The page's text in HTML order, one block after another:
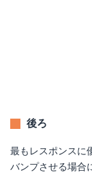
後ろ
最もレスポンスに
バンプさせる場合